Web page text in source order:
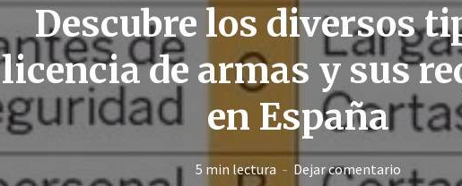
Descubre los diversos
licencia de armas y sus
en España
5 min lectura Dejar comentario